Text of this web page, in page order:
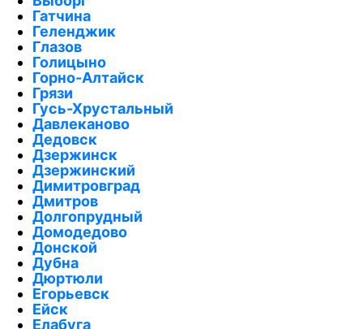
Гатчина
Геленджик
Глазов
Голицыно
Горно-Алтайск
Грязи
Гусь-Хрустальный
Давлеканово
Дедовск
Дзержинск
Дзержинский
Димитровград
Дмитров
Долгопрудный
Домодедово
Донской
Дубна
Дюртюли
Егорьевск
Ейск
Елабуга